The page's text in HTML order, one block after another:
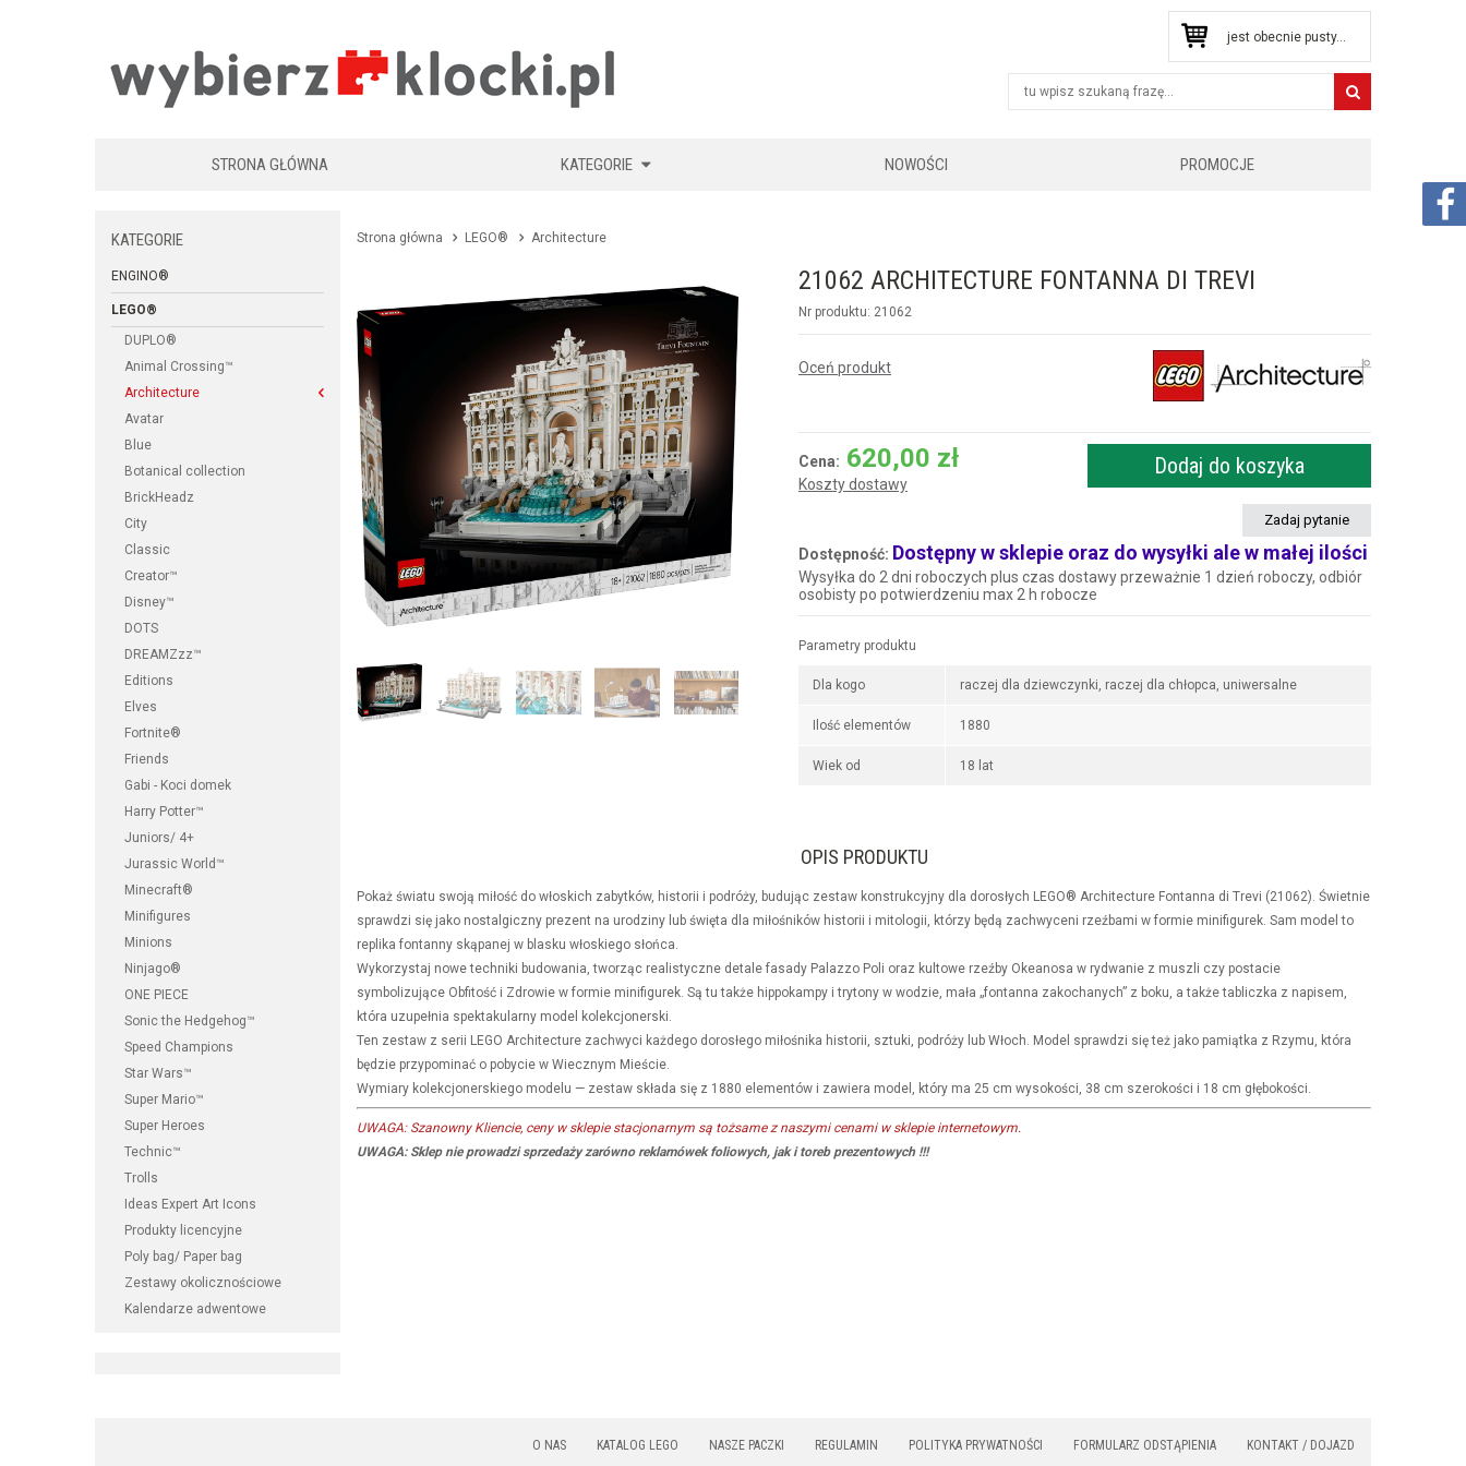
jest obecnie pusty...
STRONA GŁÓWNA KATEGORIE NOWOŚCI PROMOCJE
KATEGORIE
ENGINO®
LEGO®
DUPLO®
Animal Crossing™
Architecture
Avatar
Blue
Botanical collection
BrickHeadz
City
Classic
Creator™
Disney™
DOTS
DREAMZzz™
Editions
Elves
Fortnite®
Friends
Gabi - Koci domek
Harry Potter™
Juniors/ 4+
Jurassic World™
Minecraft®
Minifigures
Minions
Ninjago®
ONE PIECE
Sonic the Hedgehog™
Speed Champions
Star Wars™
Super Mario™
Super Heroes
Technic™
Trolls
Ideas Expert Art Icons
Produkty licencyjne
Poly bag/ Paper bag
Zestawy okolicznościowe
Kalendarze adwentowe
Strona główna LEGO® Architecture
21062 ARCHITECTURE FONTANNA DI TREVI
Nr produktu: 21062
Oceń produkt
Cena: 620,00 zł
Koszty dostawy
Dodaj do koszyka
Zadaj pytanie
Dostępność: Dostępny w sklepie oraz do wysyłki ale w małej ilości
Wysyłka do 2 dni roboczych plus czas dostawy przeważnie 1 dzień roboczy, odbiór
osobisty po potwierdzeniu max 2 h robocze
Parametry produktu
Dla kogo raczej dla dziewczynki, raczej dla chłopca, uniwersalne
Ilość elementów 1880
Wiek od 18 lat
OPIS PRODUKTU
Pokaż światu swoją miłość do włoskich zabytków, historii i podróży, budując zestaw konstrukcyjny dla dorosłych LEGO® Architecture Fontanna di Trevi (21062). Świetnie
sprawdzi się jako nostalgiczny prezent na urodziny lub święta dla miłośników historii i mitologii, którzy będą zachwyceni rzeźbami w formie minifigurek. Sam model to
replika fontanny skąpanej w blasku włoskiego słońca.
Wykorzystaj nowe techniki budowania, tworząc realistyczne detale fasady Palazzo Poli oraz kultowe rzeźby Okeanosa w rydwanie z muszli czy postacie
symbolizujące Obfitość i Zdrowie w formie minifigurek. Są tu także hippokampy i trytony w wodzie, mała „fontanna zakochanych” z boku, a także tabliczka z napisem,
która uzupełnia spektakularny model kolekcjonerski.
Ten zestaw z serii LEGO Architecture zachwyci każdego dorosłego miłośnika historii, sztuki, podróży lub Włoch. Model sprawdzi się też jako pamiątka z Rzymu, która
będzie przypominać o pobycie w Wiecznym Mieście.
Wymiary kolekcjonerskiego modelu — zestaw składa się z 1880 elementów i zawiera model, który ma 25 cm wysokości, 38 cm szerokości i 18 cm głębokości.
UWAGA: Szanowny Kliencie, ceny w sklepie stacjonarnym są tożsame z naszymi cenami w sklepie internetowym.
UWAGA: Sklep nie prowadzi sprzedaży zarówno reklamówek foliowych, jak i toreb prezentowych !!!
O NAS KATALOG LEGO NASZE PACZKI REGULAMIN POLITYKA PRYWATNOŚCI FORMULARZ ODSTĄPIENIA KONTAKT / DOJAZD